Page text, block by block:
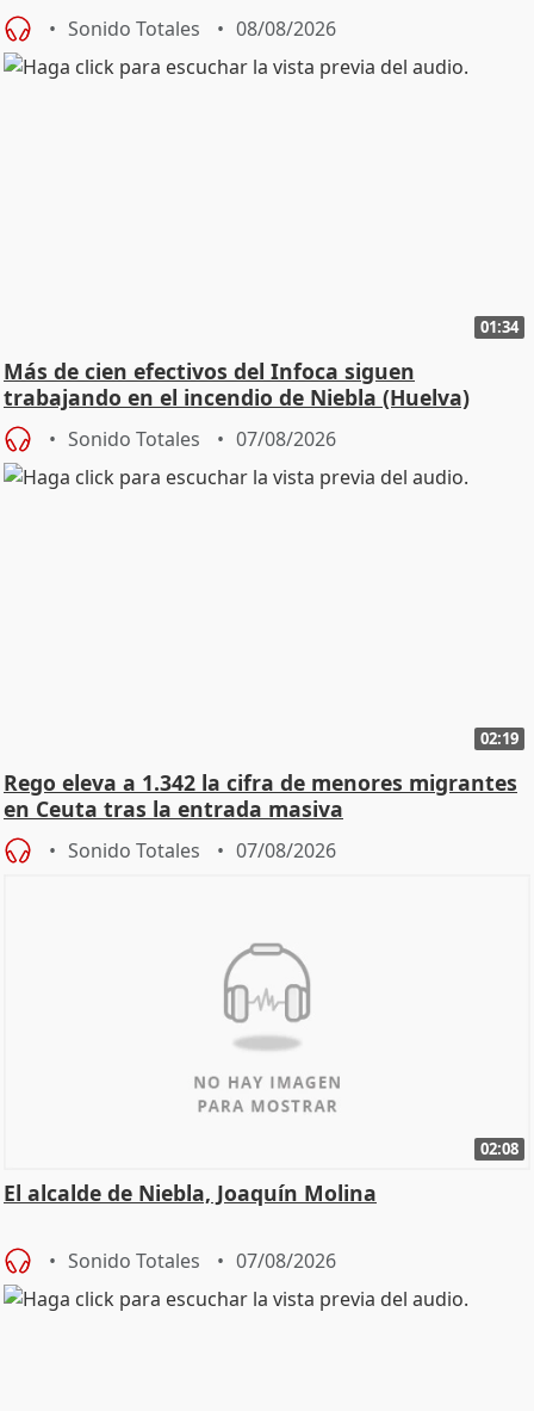
Sonido Totales 08/08/2026
01:34
Más de cien efectivos del Infoca siguen
trabajando en el incendio de Niebla (Huelva)
Sonido Totales 07/08/2026
02:19
Rego eleva a 1.342 la cifra de menores migrantes
en Ceuta tras la entrada masiva
Sonido Totales 07/08/2026
02:08
El alcalde de Niebla, Joaquín Molina
Sonido Totales 07/08/2026